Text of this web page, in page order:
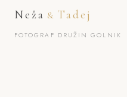
Neža & Tadej
FOTOGRAF DRUŽIN GOLNIK